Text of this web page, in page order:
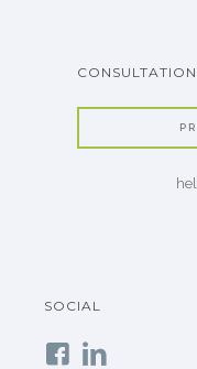
SOCIAL